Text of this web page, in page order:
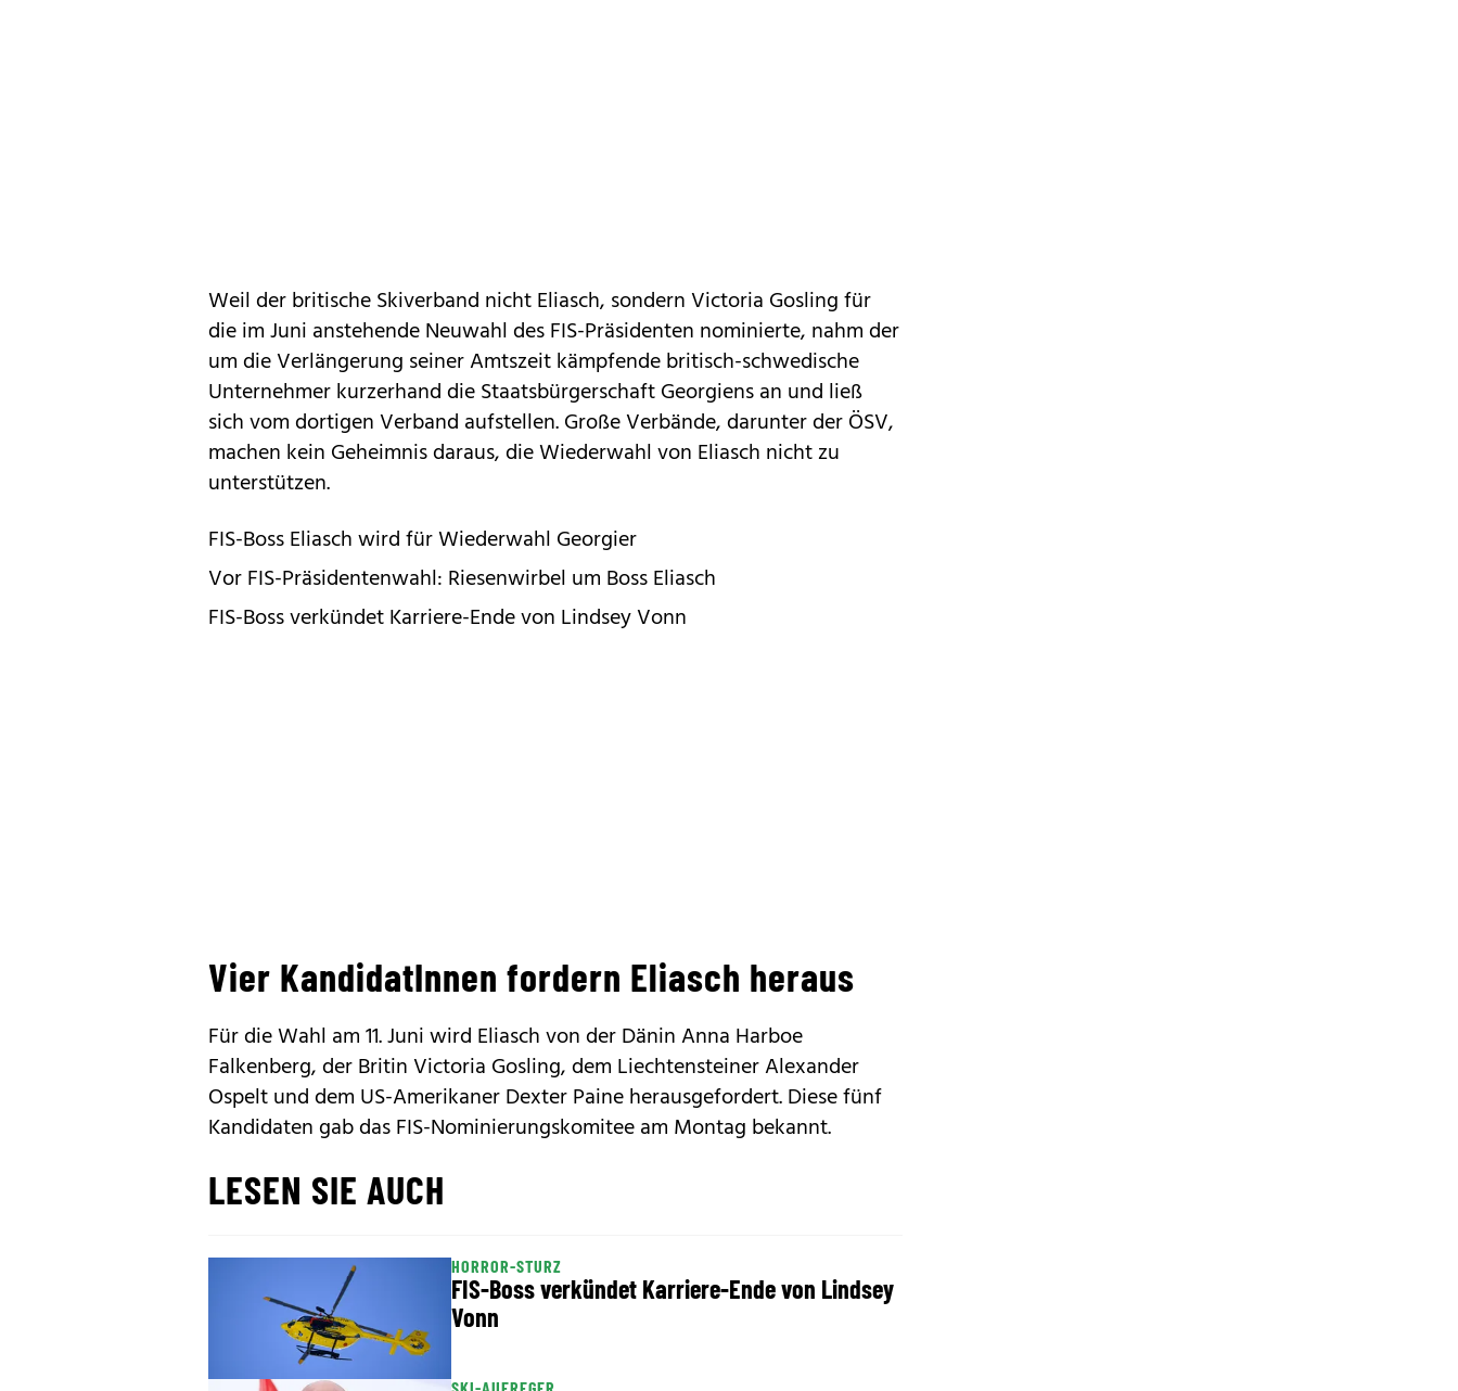
Weil der britische Skiverband nicht Eliasch, sondern Victoria Gosling für
die im Juni anstehende Neuwahl des FIS-Präsidenten nominierte, nahm der
um die Verlängerung seiner Amtszeit kämpfende britisch-schwedische
Unternehmer kurzerhand die Staatsbürgerschaft Georgiens an und ließ
sich vom dortigen Verband aufstellen. Große Verbände, darunter der ÖSV,
machen kein Geheimnis daraus, die Wiederwahl von Eliasch nicht zu
unterstützen.
FIS-Boss Eliasch wird für Wiederwahl Georgier
Vor FIS-Präsidentenwahl: Riesenwirbel um Boss Eliasch
FIS-Boss verkündet Karriere-Ende von Lindsey Vonn
Vier KandidatInnen fordern Eliasch heraus
Für die Wahl am 11. Juni wird Eliasch von der Dänin Anna Harboe
Falkenberg, der Britin Victoria Gosling, dem Liechtensteiner Alexander
Ospelt und dem US-Amerikaner Dexter Paine herausgefordert. Diese fünf
Kandidaten gab das FIS-Nominierungskomitee am Montag bekannt.
LESEN SIE AUCH
HORROR-STURZ
FIS-Boss verkündet Karriere-Ende von Lindsey
Vonn